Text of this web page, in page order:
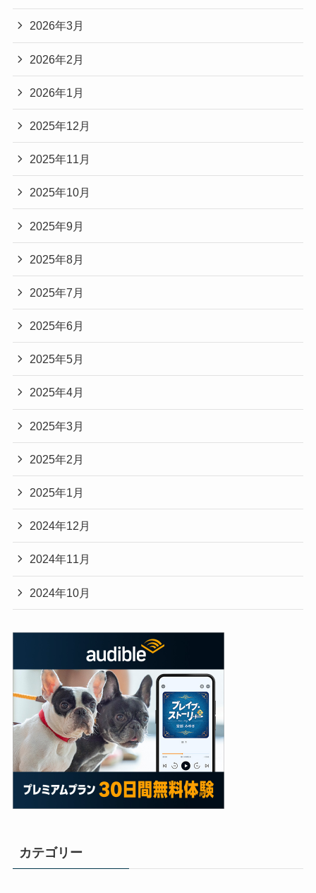
2026年3月
2026年2月
2026年1月
2025年12月
2025年11月
2025年10月
2025年9月
2025年8月
2025年7月
2025年6月
2025年5月
2025年4月
2025年3月
2025年2月
2025年1月
2024年12月
2024年11月
2024年10月
カテゴリー